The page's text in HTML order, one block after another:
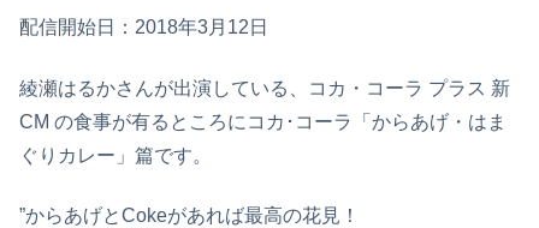
配信開始日：2018年3月12日
綾瀬はるかさんが出演している、コカ・コーラ プラス 新
CM の食事が有るところにコカ･コーラ「からあげ・はま
ぐりカレー」篇です。
”からあげとCokeがあれば最高の花見！